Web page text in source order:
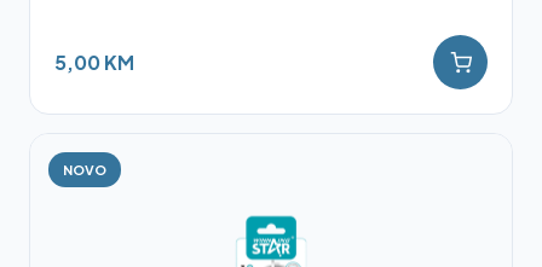
5,00 KM
NOVO